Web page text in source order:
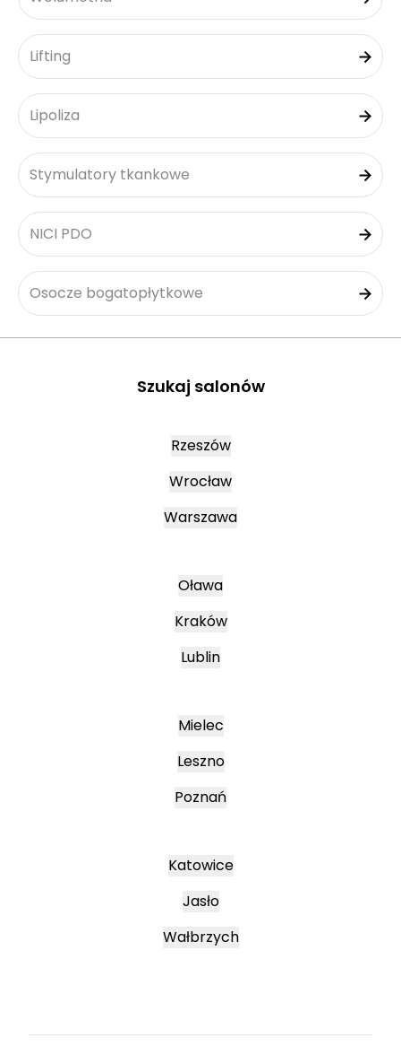
Lifting
Lipoliza
Stymulatory tkankowe
NICI PDO
Osocze bogatopłytkowe
Szukaj salonów
Rzeszów
Wrocław
Warszawa
Oława
Kraków
Lublin
Mielec
Leszno
Poznań
Katowice
Jasło
Wałbrzych